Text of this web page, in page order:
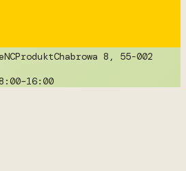
NCProduktChabrowa 8, 55-002